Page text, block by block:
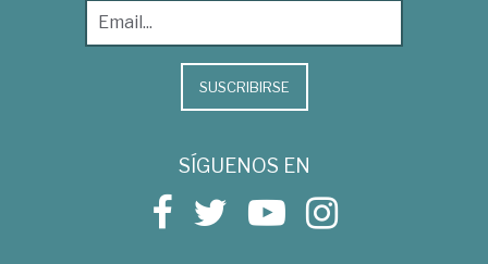
SUSCRIBIRSE
SÍGUENOS EN